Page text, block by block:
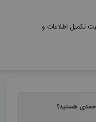
تکمیل اطلاعات و
هستید؟